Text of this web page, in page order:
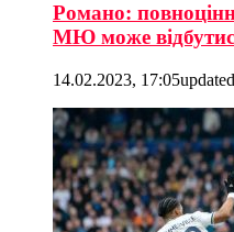
Романо:
МЮ може
14.02.2023, 17:05updated